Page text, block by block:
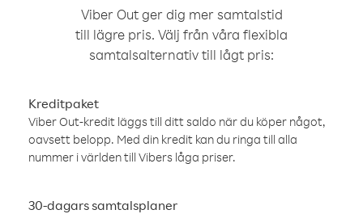
Viber Out ger dig mer samtalstid
till lägre pris. Välj från våra flexibla
samtalsalternativ till lågt pris:
Kreditpaket
Viber Out-kredit läggs till ditt saldo när du köper något,
oavsett belopp. Med din kredit kan du ringa till alla
nummer i världen till Vibers låga priser.
30-dagars samtalsplaner